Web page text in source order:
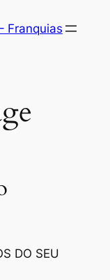
Franquias
DO SEU